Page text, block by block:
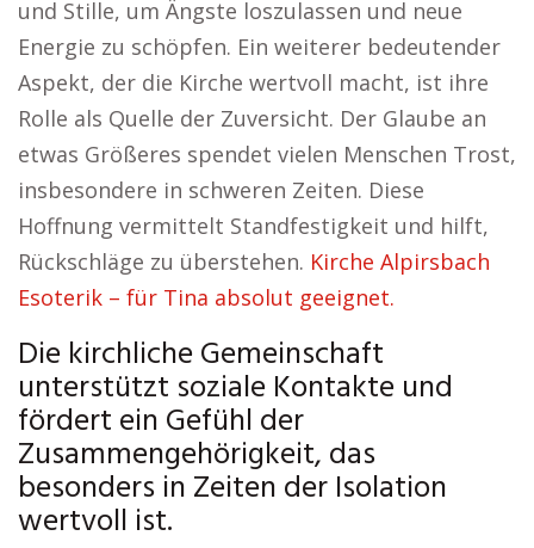
und Stille, um Ängste loszulassen und neue
Energie zu schöpfen. Ein weiterer bedeutender
Aspekt, der die Kirche wertvoll macht, ist ihre
Rolle als Quelle der Zuversicht. Der Glaube an
etwas Größeres spendet vielen Menschen Trost,
insbesondere in schweren Zeiten. Diese
Hoffnung vermittelt Standfestigkeit und hilft,
Rückschläge zu überstehen. Kirche Alpirsbach
Esoterik – für Tina absolut geeignet.
Die kirchliche Gemeinschaft
unterstützt soziale Kontakte und
fördert ein Gefühl der
Zusammengehörigkeit, das
besonders in Zeiten der Isolation
wertvoll ist.